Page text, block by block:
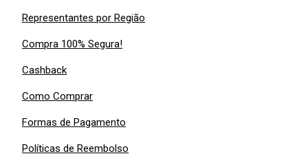
Representantes por Região
Compra 100% Segura!
Cashback
Como Comprar
Formas de Pagamento
Políticas de Reembolso